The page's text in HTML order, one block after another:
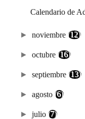
Calendario de
►noviembre (12)
►octubre (16)
►septiembre (13)
►agosto(6)
►julio(7)